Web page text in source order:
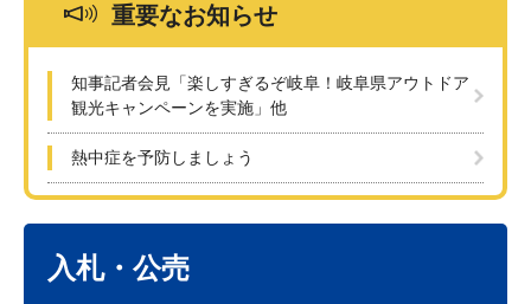
重要なお知らせ
知事記者会見「楽しすぎるぞ岐阜！岐阜県アウトドア
観光キャンペーンを実施」他
熱中症を予防しましょう
入札・公売